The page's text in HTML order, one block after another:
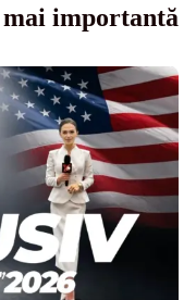
mai importantă